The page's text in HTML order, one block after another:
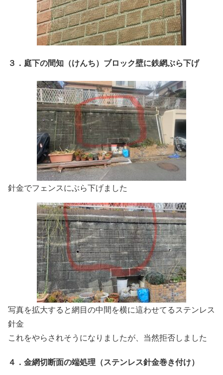
３．庭下の間知（けんち）ブロック壁に鉄網ぶら下げ
針金でフェンスにぶら下げました
写真を拡大すると網目の中間を横に這わせてるステンレス
針金
これをやらされそうになりましたが、当然拒否しました
４．金網切断面の端処理（ステンレス針金巻き付け）